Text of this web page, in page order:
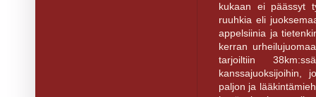
kukaan ei päässyt
ruuhkia eli
appelsiinia ja
kerran
tarjoiltiin
kanssajuoksijoihin,
paljon ja